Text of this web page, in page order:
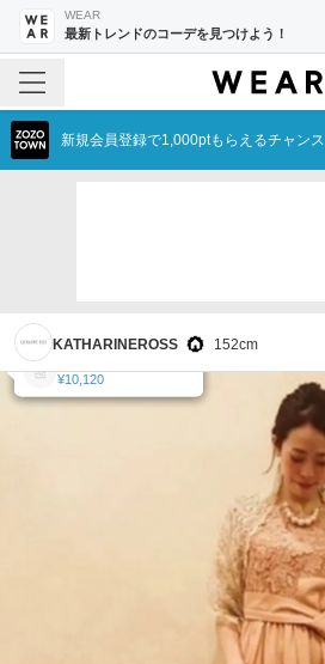
WEAR
最新トレンドのコーデを見つけよう！
新規会員登録で1,000ptもらえるチャンス
KATHARINEROSS 152cm
¥19,250
¥7,590
¥3,300
¥10,120